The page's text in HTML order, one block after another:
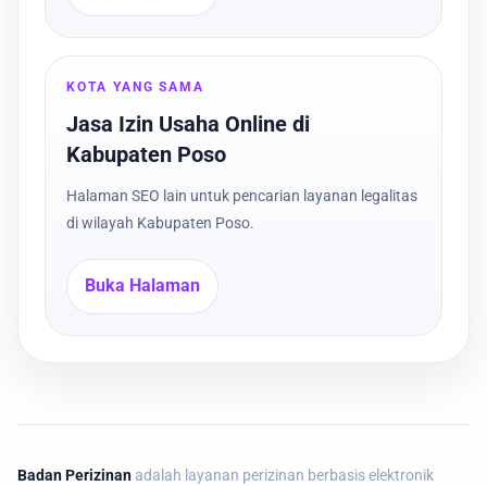
KOTA YANG SAMA
Jasa Izin Usaha Online di
Kabupaten Poso
Halaman SEO lain untuk pencarian layanan legalitas
di wilayah Kabupaten Poso.
Buka Halaman
Badan Perizinan adalah layanan perizinan berbasis elektronik